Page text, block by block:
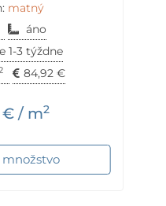
matný
áno
1-3 týždne
84,92 €
€ / m2
množstvo